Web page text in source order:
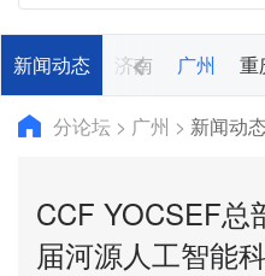
新闻动态
哈尔滨 济南 广州 重
分论坛 > 广州 > 新闻动
CCF YOCSEF总
届河源人工智能